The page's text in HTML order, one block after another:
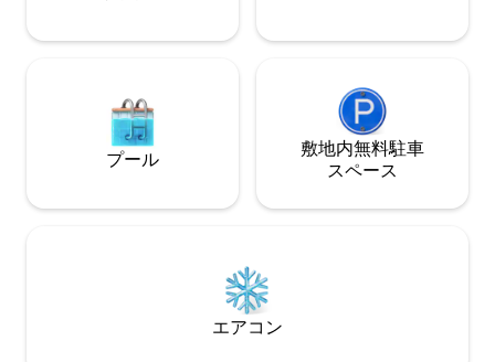
プール
敷地内無料駐⁠車
ス⁠ペ⁠ー⁠ス
エアコン